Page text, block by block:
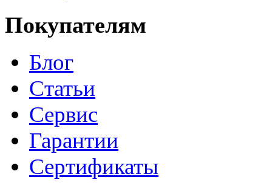
Покупателям
Блог
Статьи
Сервис
Гарантии
Сертификаты